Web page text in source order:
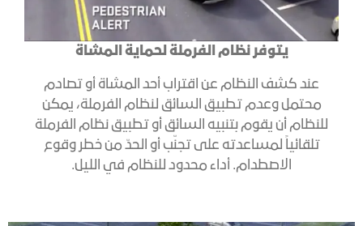
يتوفر نظام الفرملة لحماية المشاة
عند كشف النظام عن اقتراب أحد المشاة أو تصادم
محتمل وعدم تطبيق السائق لنظام الفرملة، يمكن
للنظام أن يقوم بتنبيه السائق أو تطبيق نظام الفرملة
تلقائياً لمساعدته على تجنّب أو الحدّ من خطر وقوع
الاصطدام. أداء محدود للنظام في الليل.